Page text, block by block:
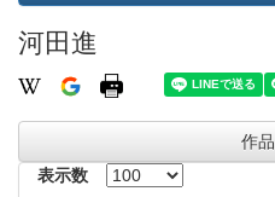
河田進
作品
表示数